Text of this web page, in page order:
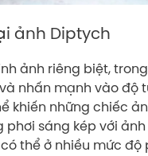
ảnh Diptych
ảnh riêng biệt,
nhấn mạnh vào độ
khiến những chiếc
phơi sáng kép với
thể ở nhiều mức độ